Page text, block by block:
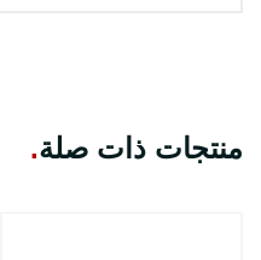
منتجات ذات صلة.